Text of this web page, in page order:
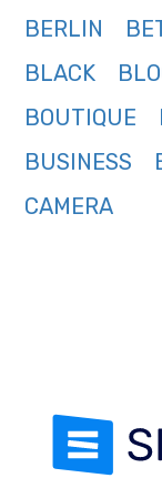
BERLIN
BLACK
BOUTIQUE
BUSINESS
CAMERA